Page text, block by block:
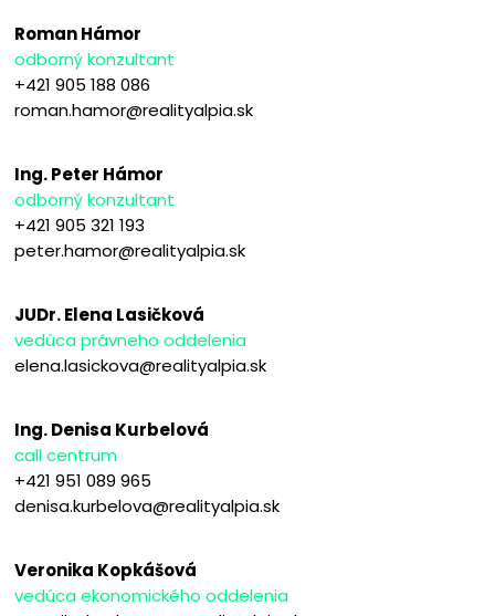
Roman Hámor
odborný konzultant
+421 905 188 086
roman.hamor@realityalpia.sk
Ing. Peter Hámor
odborný konzultant
+421 905 321 193
peter.hamor@realityalpia.sk
JUDr. Elena Lasičková
vedúca právneho oddelenia
elena.lasickova@realityalpia.sk
Ing. Denisa Kurbelová
call centrum
+421 951 089 965
denisa.kurbelova@realityalpia.sk
Veronika Kopkášová
vedúca ekonomického oddelenia